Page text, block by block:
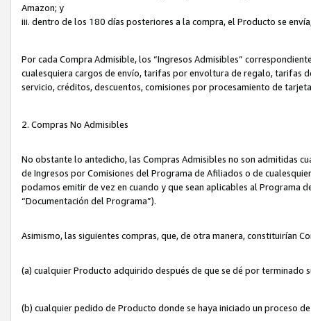
Amazon; y
iii. dentro de los 180 días posteriores a la compra, el Producto se
Por cada Compra Admisible, los “Ingresos Admisibles”
cualesquiera cargos de envío, tarifas por envoltura de regalo, tarifas
servicio, créditos, descuentos, comisiones por procesamiento de
2. Compras No Admisibles
No obstante lo antedicho, las Compras Admisibles no son admitidas
de Ingresos por Comisiones del Programa de Afiliados o de
podamos emitir de vez en cuando y que sean aplicables al Programa
“Documentación del Programa”).
Asimismo, las siguientes compras, que, de otra manera, constituirían
(a) cualquier Producto adquirido después de que se dé por terminado
(b) cualquier pedido de Producto donde se haya iniciado un proceso